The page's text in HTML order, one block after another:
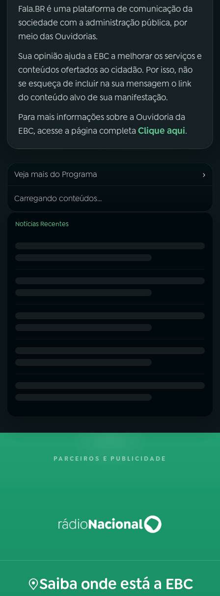
Fala.BR é uma plataforma de comunicação da
sociedade com a administração pública, por
meio das Ouvidorias.
Sua opinião ajuda a EBC a melhorar os serviços e
conteúdos ofertados ao cidadão. Por isso, não
se esqueça de incluir na sua mensagem o link
do conteúdo alvo de sua manifestação.
Para mais informações sobre a Ouvidoria da
EBC, acesse a página completa Clique aqui.
Veja mais do Programa ›
Carregando conteúdos...
Notícias Recentes
PARCEIROS E PUBLICIDADE
Saiba onde está a EBC